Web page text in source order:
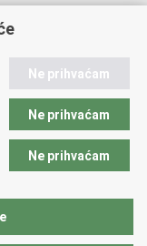
Hrvatsku
Ne prihvaćam
Ne prihvaćam
Ne prihvaćam